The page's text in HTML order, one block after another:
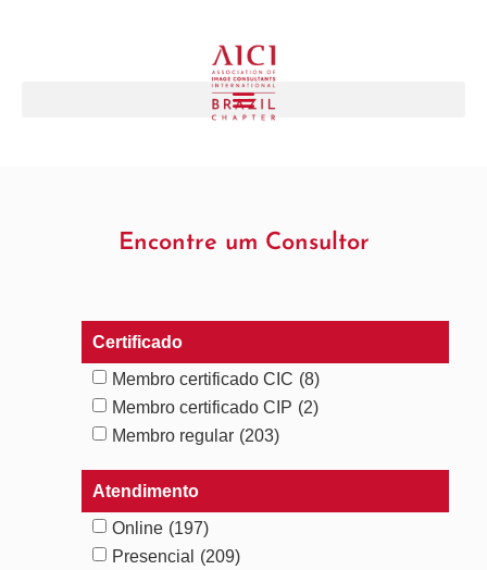
Encontre um Consultor
Certificado
Membro certificado CIC (8)
Membro certificado CIP (2)
Membro regular (203)
Atendimento
Online (197)
Presencial
(209)